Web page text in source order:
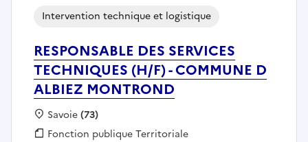
RESPONSABLE DES SERVICES
TECHNIQUES (H/F) - COMMUNE D
ALBIEZ MONTROND
Intervention technique et logistique
Localisation :
Savoie(73)
Fonction publique :
Fonction publique Territoriale